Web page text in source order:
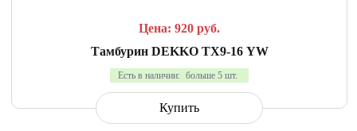
Цена: 920 руб.
Тамбурин DEKKO TX9-16 YW
Есть в наличии: больше 5 шт.
Купить